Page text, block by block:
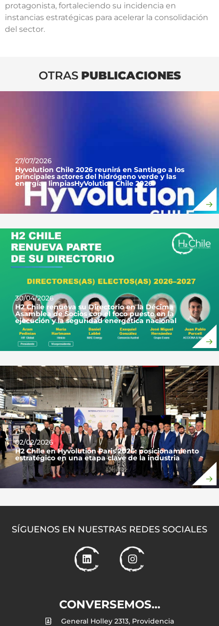
protagonista, fortaleciendo su incidencia en
instancias estratégicas para acelerar la consolidación
del sector.
OTRAS PUBLICACIONES
27/07/2026
Hyvolution Chile 2026 reunirá en Santiago a los
principales actores del hidrógeno verde y las
energías limpiasHyVolution Chile 2026
30/04/2026
H2 Chile renueva su Directorio en la Décima
Asamblea de Socios con el foco puesto en la
ejecución y la seguridad energética nacional
02/02/2026
H2 Chile en Hyvolution Paris 2026: posicionamiento
estratégico en una etapa clave de la industria
SÍGUENOS EN NUESTRAS REDES SOCIALES
CONVERSEMOS...
General Holley 2313, Providencia